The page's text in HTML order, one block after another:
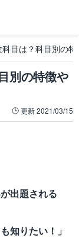
目は？科目別の
別の特徴や
更新2021/03/15
出題される
知りたい！」